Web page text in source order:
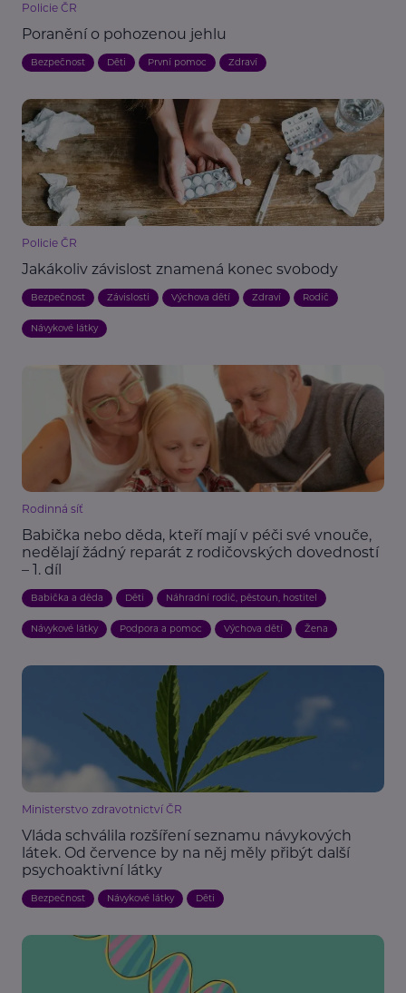
Policie ČR
Poranění o pohozenou jehlu
Bezpečnost Děti První pomoc Zdraví
Policie ČR
Jakákoliv závislost znamená konec svobody
Bezpečnost Závislosti Výchova dětí Zdraví Rodič
Návykové látky
Rodinná síť
Babička nebo děda, kteří mají v péči své vnouče,
nedělají žádný reparát z rodičovských dovedností
– 1. díl
Babička a děda Děti Náhradní rodič, pěstoun, hostitel
Návykové látky Podpora a pomoc Výchova dětí Žena
Ministerstvo zdravotnictví ČR
Vláda schválila rozšíření seznamu návykových
látek. Od července by na něj měly přibýt další
psychoaktivní látky
Bezpečnost Návykové látky Děti